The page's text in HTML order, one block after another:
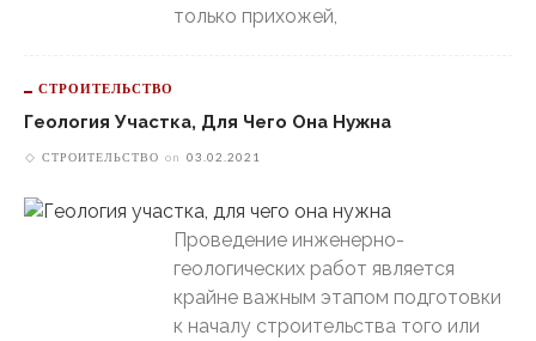
только прихожей,
СТРОИТЕЛЬСТВО
Геология Участка, Для Чего Она Нужна
СТРОИТЕЛЬСТВО on 03.02.2021
Проведение инженерно-
геологических работ является
крайне важным этапом подготовки
к началу строительства того или